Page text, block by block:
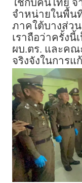
ใช้กับคนไทย จ
จำหน่ายในพื้น
ภาคใต้บางส่ว
เราถือว่าครั้ง
ผบ.ตร. และคณ
จริงจังในการ